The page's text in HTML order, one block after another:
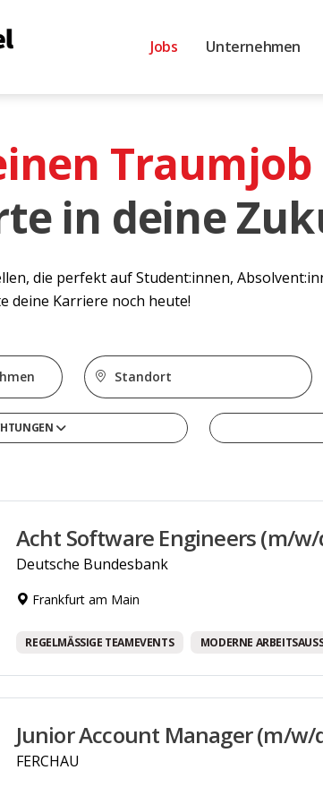
Jobs Unternehmen
Traumjob
in deine
die perfekt auf Student:innen,
deine Karriere noch heute!
& Marketing
& Mathematik
13tes
Betriebliche
Diensthandy
Acht Software Engineers (m/
Deutsche Bundesbank
Frankfurt am Main
REGELMÄSSIGE TEAMEVENTS MODERNE
Junior Account Manager (m/w/
FERCHAU